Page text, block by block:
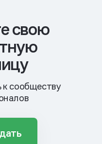
свою
к сообществу